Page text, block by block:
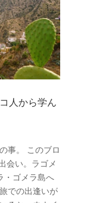
人から学ん
事。 このブロ
会い。ラゴメ
・ゴメラ島へ
での出逢いが